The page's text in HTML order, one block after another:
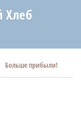
Хлеб
Больше прибыли!